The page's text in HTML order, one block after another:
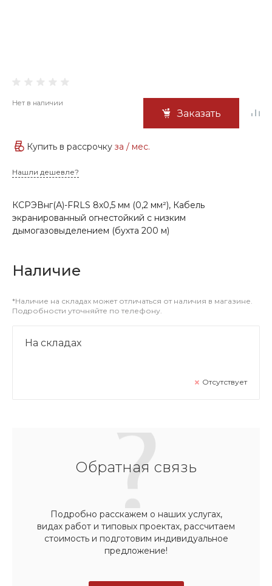
Нет в наличии
Заказать
Купить в рассрочку за / мес.
Нашли дешевле?
КСРЭВнг(А)-FRLS 8х0,5 мм (0,2 мм²), Кабель
экранированный огнестойкий с низким
дымогазовыделением (бухта 200 м)
Наличие
*Наличие на складах может отличаться от наличия в магазине.
Подробности уточняйте по телефону.
На складах
Отсутствует
Обратная связь
Подробно расскажем о наших услугах,
видах работ и типовых проектах, рассчитаем
стоимость и подготовим индивидуальное
предложение!